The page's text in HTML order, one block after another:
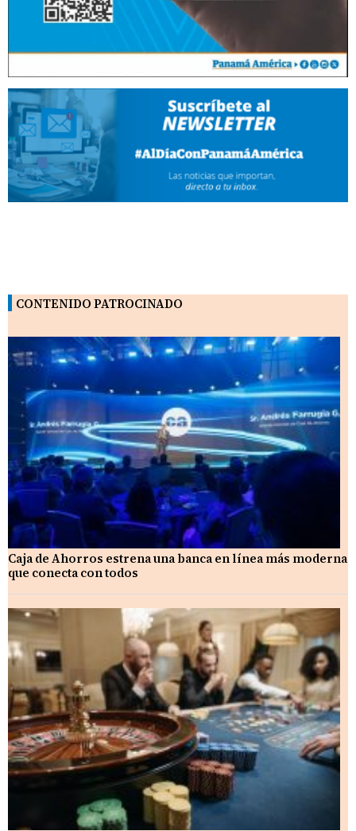
CONTENIDO PATROCINADO
Caja de Ahorros estrena una banca en línea más moderna
que conecta con todos